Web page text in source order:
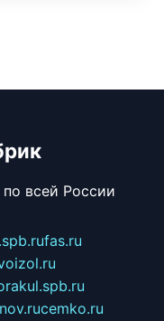
всей России
fas.ru
cemko.ru